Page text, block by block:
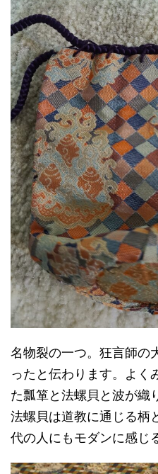
名物裂の一つ。狂言師の
ったと伝わります。よく
た瓢箪と法螺貝と波が織
法螺貝は道教に通じる柄
代の人にもモダンに感じ